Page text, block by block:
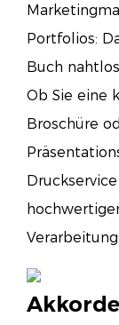
Portfolios:
Buch
Ob Sie eine
Broschüre